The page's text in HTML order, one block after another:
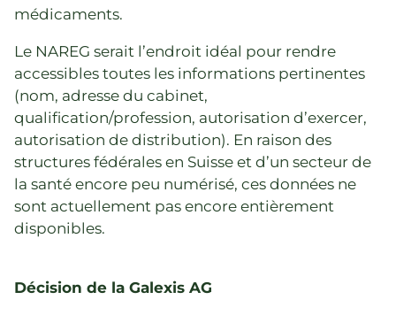
médicaments.
Le NAREG serait l’endroit idéal pour rendre
accessibles toutes les informations pertinentes
(nom, adresse du cabinet,
qualification/profession, autorisation d’exercer,
autorisation de distribution). En raison des
structures fédérales en Suisse et d’un secteur de
la santé encore peu numérisé, ces données ne
sont actuellement pas encore entièrement
disponibles.
Décision de la Galexis AG